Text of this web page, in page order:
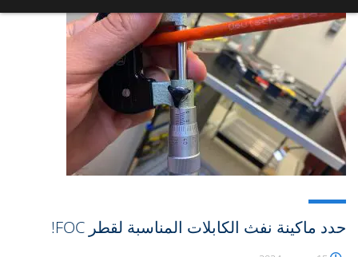
حدد ماكينة نفث الكابلات المناسبة لقطر FOC!